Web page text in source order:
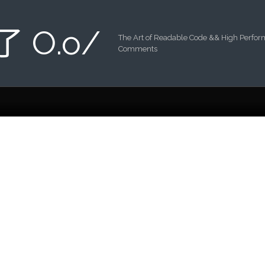
O.o/
The Art of Readable Code && High
Comments